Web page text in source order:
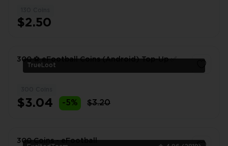
$2.50
TrueLoot
300 ⚽️ eFootball Coins (Android) Top-Up ✅
$3.04 -5% $3.20
300 Coins - eFootball